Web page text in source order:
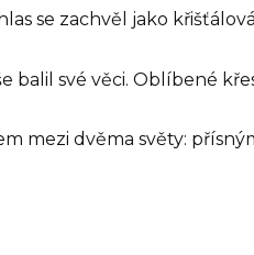
se zachvěl jako
balil své věci. Oblíbené
mezi dvěma světy: